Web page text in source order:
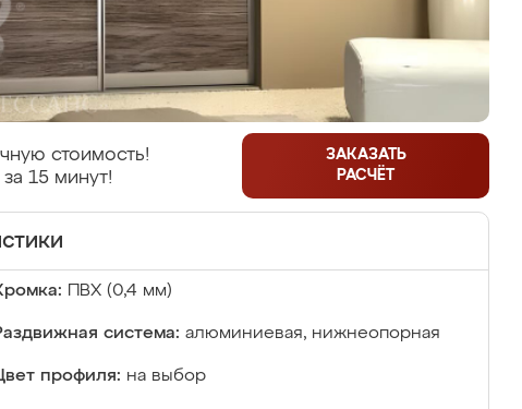
стоимость!
15 минут!
ЗАКАЗАТЬ
РАСЧЁТ
ПВХ (0,4 мм)
система: алюминиевая, нижнеопорная
профиля: на выбор